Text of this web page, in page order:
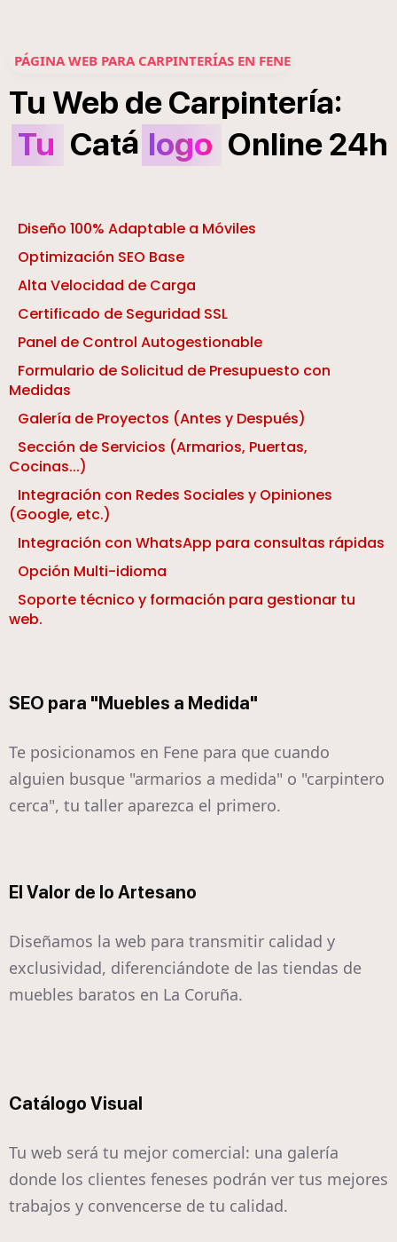
PÁGINA WEB PARA CARPINTERÍAS EN FENE
Tu Web deCarpintería:
Tu Catá logo Online24h
Diseño 100% Adaptable a Móviles
Optimización SEO Base
Alta Velocidad de Carga
Certificado de Seguridad SSL
Panel de Control Autogestionable
Formulario de Solicitud de Presupuesto con
Medidas
Galería de Proyectos (Antes y Después)
Sección de Servicios (Armarios, Puertas,
Cocinas...)
Integración con Redes Sociales y Opiniones
(Google, etc.)
Integración con WhatsApp para consultas rápidas
Opción Multi-idioma
Soporte técnico y formación para gestionar tu
web.
SEO para "Muebles a Medida"
Te posicionamos en Fene para que cuando
alguien busque "armarios a medida" o "carpintero
cerca", tu taller aparezca el primero.
El Valor de lo Artesano
Diseñamos la web para transmitir calidad y
exclusividad, diferenciándote de las tiendas de
muebles baratos en La Coruña.
Catálogo Visual
Tu web será tu mejor comercial: una galería
donde los clientes feneses podrán ver tus mejores
trabajos y convencerse de tu calidad.